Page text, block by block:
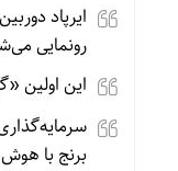
رونمایی
این اولین
برنج با